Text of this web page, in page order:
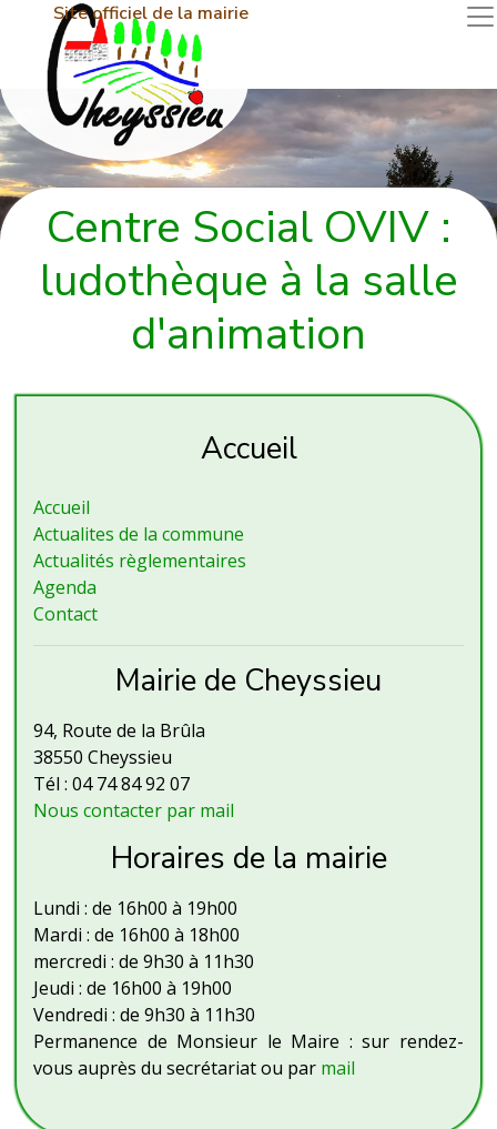
Site officiel de la mairie
Centre Social OVIV :
ludothèque à la salle
d'animation
Accueil
Accueil
Actualites de la commune
Actualités règlementaires
Agenda
Contact
Mairie de Cheyssieu
94, Route de la Brûla
38550 Cheyssieu
Tél : 04 74 84 92 07
Nous contacter par mail
Horaires de la mairie
Lundi : de 16h00 à 19h00
Mardi : de 16h00 à 18h00
mercredi : de 9h30 à 11h30
Jeudi : de 16h00 à 19h00
Vendredi : de 9h30 à 11h30
Permanence de Monsieur le Maire : sur rendez-
vous auprès du secrétariat ou par mail